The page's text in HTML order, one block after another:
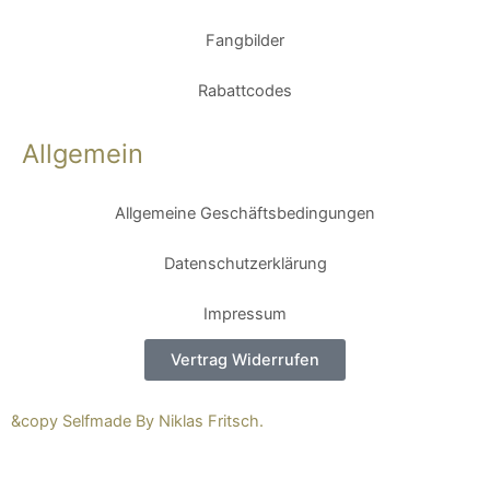
Fangbilder
Rabattcodes
Allgemein
Allgemeine Geschäftsbedingungen
Datenschutzerklärung
Impressum
Vertrag Widerrufen
&copy Selfmade By Niklas Fritsch.